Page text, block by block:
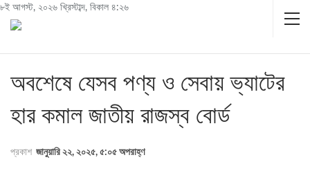
৮ই আগস্ট, ২০২৬ খ্রিস্টাব্দ, বিকাল ৪:২৬
অবশেষে যেসব পণ্য ও সেবায় ভ্যাটের
হার কমাল জাতীয় রাজস্ব বোর্ড
প্রকাশ জানুয়ারি ২২, ২০২৫, ৫:০৫ অপরাহ্ণ